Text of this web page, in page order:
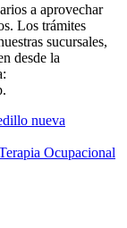
a aprovechar
Los trámites
sucursales,
desde la
nueva
Ocupacional